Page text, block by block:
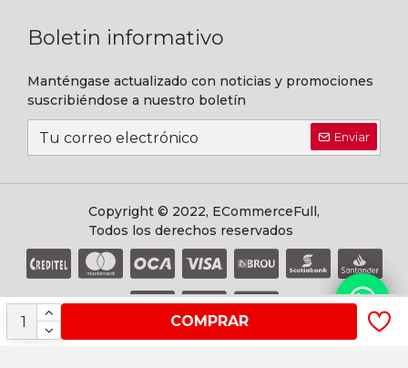
COMPRAR
Boletin informativo
Manténgase actualizado con noticias y promociones
suscribiéndose a nuestro boletín
Enviar
Copyright © 2022, ECommerceFull,
Todos los derechos reservados